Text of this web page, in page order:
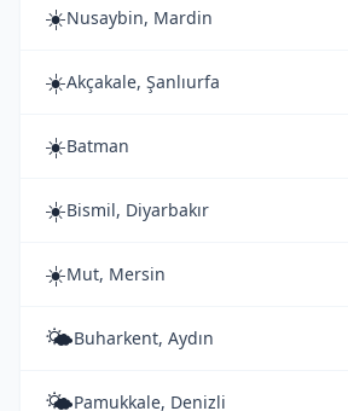
☀️Nusaybin, Mardin
☀️Akçakale, Şanlıurfa
☀️Batman
☀️Bismil, Diyarbakır
☀️Mut, Mersin
🌤️Buharkent, Aydın
🌤️Pamukkale, Denizli